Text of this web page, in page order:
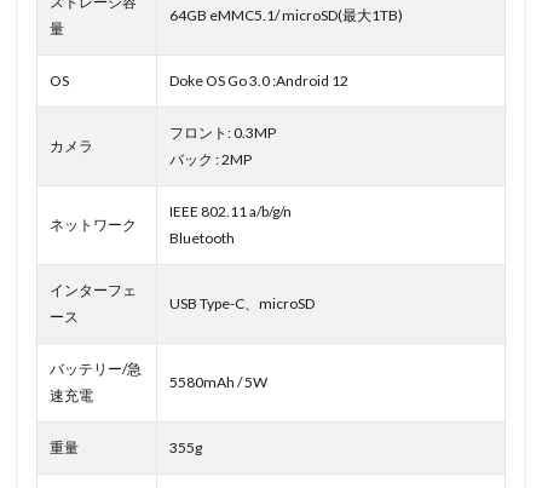
量
64GB eMMC5.1/ microSD(最大1TB)
OS Doke OS Go 3.0 :Android 12
カメラ
フロント: 0.3MP
バック : 2MP
ネットワーク
IEEE 802.11 a/b/g/n
Bluetooth
インターフェ
ース
USB Type-C、microSD
バッテリー/急
速充電
5580mAh / 5W
重量 355g